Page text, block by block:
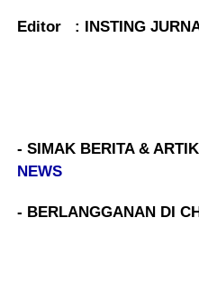
Editor : INSTING
- SIMAK BERITA &
NEWS
- BERLANGGANAN DI